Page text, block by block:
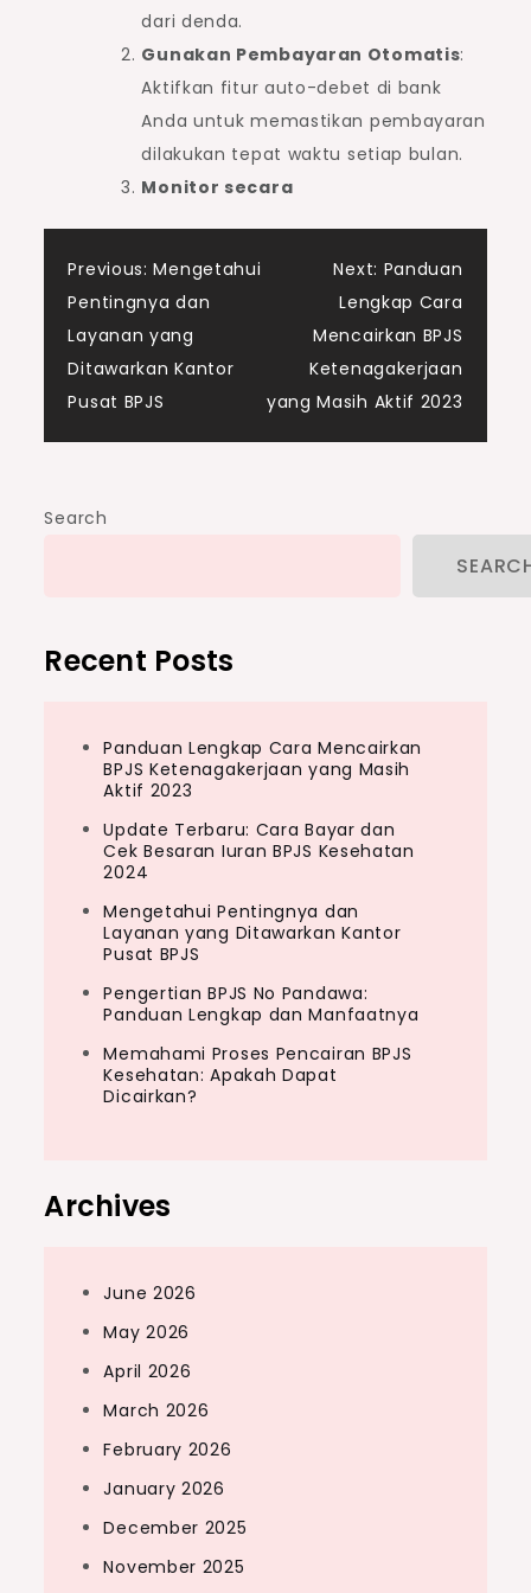
dari denda.
Gunakan Pembayaran Otomatis:
Aktifkan fitur auto-debet di bank
Anda untuk memastikan pembayaran
dilakukan tepat waktu setiap bulan.
Monitor secara
Post
navigation
Previous: Mengetahui
Pentingnya dan
Layanan yang
Ditawarkan Kantor
Pusat BPJS
Next: Panduan
Lengkap Cara
Mencairkan BPJS
Ketenagakerjaan
yang Masih Aktif 2023
Search
Recent Posts
Panduan Lengkap Cara Mencairkan
BPJS Ketenagakerjaan yang Masih
Aktif 2023
Update Terbaru: Cara Bayar dan
Cek Besaran Iuran BPJS Kesehatan
2024
Mengetahui Pentingnya dan
Layanan yang Ditawarkan Kantor
Pusat BPJS
Pengertian BPJS No Pandawa:
Panduan Lengkap dan Manfaatnya
Memahami Proses Pencairan BPJS
Kesehatan: Apakah Dapat
Dicairkan?
Archives
June 2026
May 2026
April 2026
March 2026
February 2026
January 2026
December 2025
November 2025